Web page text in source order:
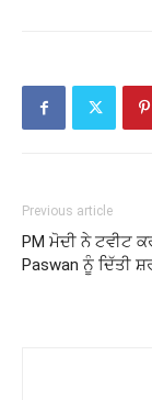
Previous article
PM ਮੋਦੀ ਨੇ ਟਵੀਟ
Paswan ਨੂੰ ਦਿੱਤੀ